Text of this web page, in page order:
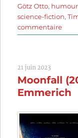
Götz Otto,
science-fiction,
commentairesur
Iron
Timo
21 juin 2023
Moonfall
Emmerich